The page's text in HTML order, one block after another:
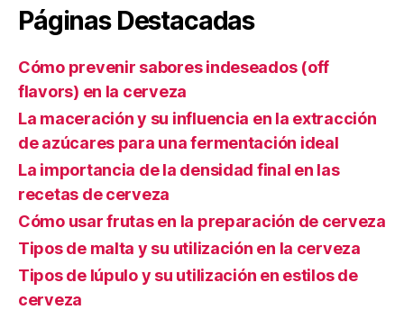
Páginas Destacadas
Cómo prevenir sabores indeseados (off
flavors) en la cerveza
La maceración y su influencia en la extracción
de azúcares para una fermentación ideal
La importancia de la densidad final en las
recetas de cerveza
Cómo usar frutas en la preparación de cerveza
Tipos de malta y su utilización en la cerveza
Tipos de lúpulo y su utilización en estilos de
cerveza